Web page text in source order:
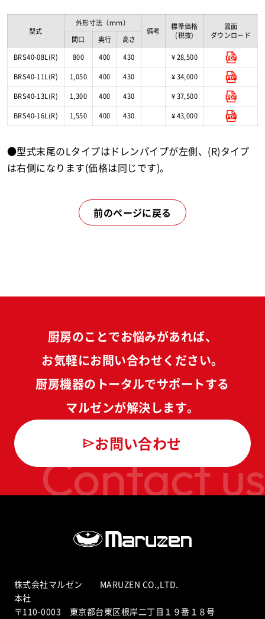
型式
外形寸法（ｍｍ）
備考
標準価格
(税抜)
図面
ダウンロード
間口 奥行
高さ
BRS40-08L(R)
800 400 430
¥ 28,500
BRS40-11L(R)
1,050 400 430
¥ 34,000
BRS40-13L(R)
1,300 400 430
¥ 37,500
BRS40-16L(R)
1,550 400 430 ¥ 43,000
●型式末尾のLタイプはドレンパイプが左側、(R)タイプ
は右側になります(価格は同じです)。
前のページに戻る
Contact us
厨房のことでお悩みがあれば、
お気軽にお問い合わせください。
厨房機器のトータルでサポートする
マルゼンが解決します。
お問い合わせ
株式会社マルゼン MARUZEN CO.,LTD.
本社
〒110-0003 東京都台東区根岸二丁目１９番１８号